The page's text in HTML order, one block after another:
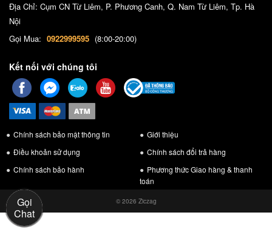
Địa Chỉ: Cụm CN Từ Liêm, P. Phương Canh, Q. Nam Từ Liêm, Tp. Hà
Nội
Gọi Mua: 0922999595 (8:00-20:00)
Kết nối với chúng tôi
Chính sách bảo mật thông tin
Giới thiệu
Điều khoản sử dụng
Chính sách đổi trả hàng
Chính sách bảo hành
Phương thức Giao hàng & thanh
toán
© 2026 Ziczag
Gọi
Chat